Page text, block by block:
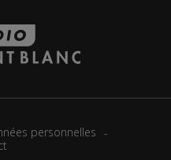
personnelles